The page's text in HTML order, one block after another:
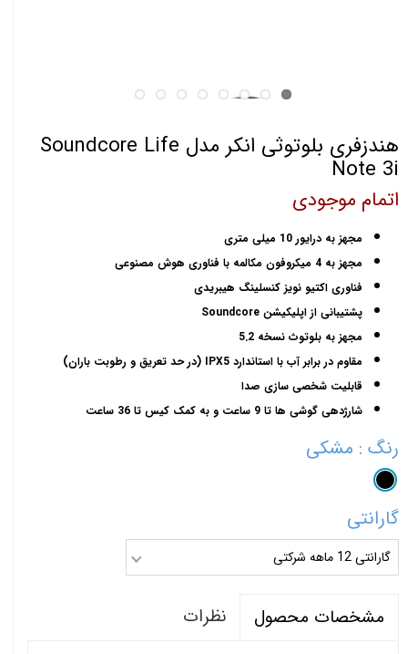
هندزفری بلوتوثی انکر مدل Soundcore Life
Note 3i
اتمام موجودی
مجهز به درایور 10 میلی متری
مجهز به 4 میکروفون مکالمه با فناوری هوش مصنوعی
فناوری اکتیو نویز کنسلینگ هیبریدی
پشتیبانی از اپلیکیشن Soundcore
مجهز به بلوتوث نسخه 5.2
مقاوم در برابر آب با استاندارد IPX5 (در حد تعریق و رطوبت باران)
قابلیت شخصی سازی صدا
شارژدهی گوشی ها تا 9 ساعت و به کمک کیس تا 36 ساعت
رنگ : مشکی
گارانتی
گارانتی 12 ماهه شرکتی
مشخصات محصول نظرات